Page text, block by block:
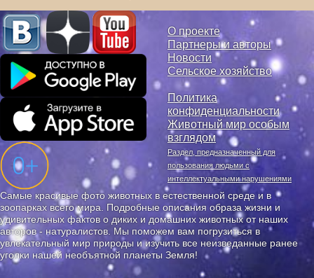
О проекте
Партнеры и авторы
Новости
Сельское хозяйство
Политика
конфиденциальности
Животный мир особым
взглядом
Раздел, предназначенный для
пользования людьми с
интеллектуальными нарушениями
Самые красивые фото животных в естественной среде и в
зоопарках всего мира. Подробные описания образа жизни и
удивительных фактов о диких и домашних животных от наших
авторов - натуралистов. Мы поможем вам погрузиться в
увлекательный мир природы и изучить все неизведанные ранее
уголки нашей необъятной планеты Земля!